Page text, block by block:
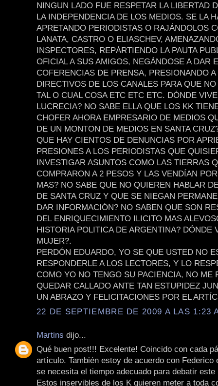
NINGUN LADO FUE RESPETAR LA LIBERTAD
LA INDEPENDENCIA DE LOS MEDIOS. SE LA
APRETANDO PERIODISTAS O RAJÁNDOLOS
LANATA, CASTRO O ELIASCHEV,
INSPECTORES, REPÁRTIENDO LA PAUTA
OFICIAL A SUS AMIGOS, NEGÁNDOSE A DAR
COFERENCIAS DE PRENSA, PRESIONANDO A
DIRECTIVOS DE LOS CANALES PARA QUE
TAL O CUAL COSA ETC ETC ETC. DÓNDE
LUCRECIA? NO SABE ELLA QUE LOS KK
CHOFER AHORA EMPRESARIO DE MEDIOS
DE UN MONTON DE MEDIOS EN SANTA
QUE HAY CIENTOS DE DENUNCIAS POR
PRESIONES A LOS PERIODISTAS QUE
INVESTIGAR ASUNTOS COMO LAS TIERRAS
COMPRARON A 2 PESOS Y LAS VENDÍAN
MAS? NO SABE QUE NO QUIEREN HABLAR
DE SANTA CRUZ Y QUE SE NIEGAN
DAR INFORMACIÓN? NO SABEN QUE SON
DEL ENRIQUECIMIENTO ILICITO MAS
HISTORIA POLITICA DE ARGENTINA? DÓNDE
MUJER?.
PERDÓN EDUARDO, YO SE QUE USTED NO
RESPONDERLE A LOS LECTORES, Y LO
COMO YO NO TENGO SU PACIENCIA, NO ME
QUEDAR CALLADO ANTE TAN ESTUPIDEZ
UN ABRAZO Y FELICITACIONES POR EL
22 DE SEPTIEMBRE DE 2009 A LAS 1:23
Martins dijo...
Qué buen post!!! Excelente! Coincido con cada
artículo. También estoy de acuerdo con Federico
se necesita el tiempo adecuado para debatir este
Estos inservibles de los K quieren meter a toda